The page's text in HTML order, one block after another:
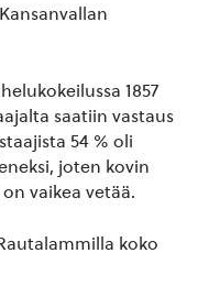
1857
saatiin vastaus
54 % oli
joten kovin
vaikea vetää.
koko